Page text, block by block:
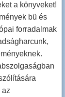
a könyveket!
bü és
forradalmak
az